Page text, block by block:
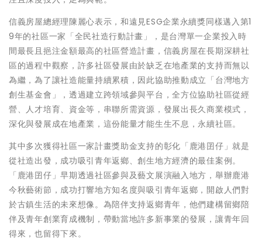
信義房屋總經理陳麗心表示，和遠見ESG企業永續獎同樣邁入第1
9年的社區一家「全民社造行動計畫」，是台灣單一企業投入時
間最長且挹注金額最高的社區營造計畫，信義房屋在長期深耕社
區的過程中觀察，許多社區發展由於缺乏在地產業的支持而無以
為繼，為了讓社造能量持續累積，因此協助推動成立「台灣地方
創生基金會」，透過建立跨領域參與平台，全方位協助社區從經
營、人才培育、資金等，串聯所需資源，發展出長久商業模式，
深化與發展成在地產業，這份能量才能生生不息，永續社區。
其中多次獲得社區一家計畫獎助金支持的彰化「鹿港囝仔」就是
從社造出發，成功吸引青年返鄉、創生地方經濟的最佳案例。
「鹿港囝仔」早期透過社區參與及藝文展演融入地方，舉辦鹿港
今秋藝術節，成功打響地方知名度與吸引青年返鄉，開啟人們對
於古鎮生活的未來想像。為陪伴支持返鄉青年，他們建構留鄉陪
伴及青年創業育成機制，帶動當地許多新事業的發展，讓青年回
得來，也留得下來。